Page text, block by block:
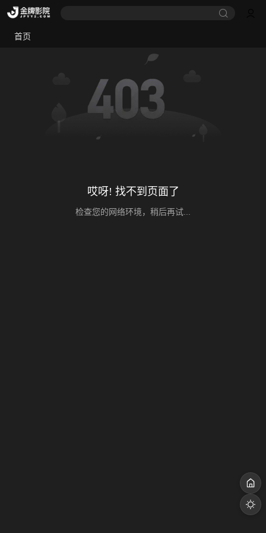
首页
哎呀! 找不到页面了
检查您的网络环境，稍后再试...